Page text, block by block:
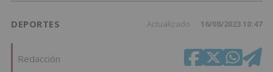
DEPORTES Actualizado 16/08/2023 10:47
Redacción